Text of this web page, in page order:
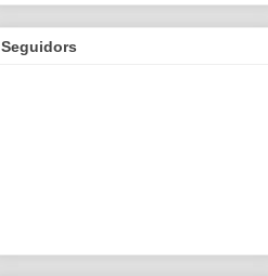
Seguidors